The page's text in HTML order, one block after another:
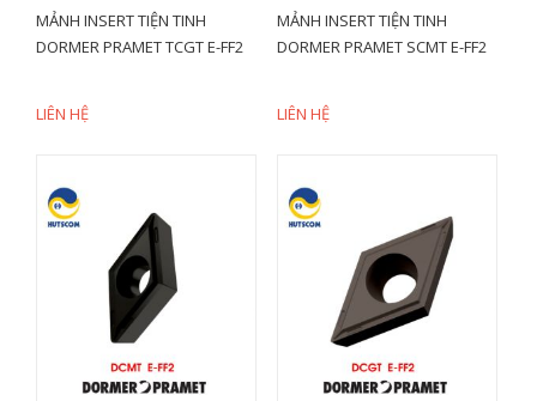
MẢNH INSERT TIỆN TINH
DORMER PRAMET TCGT E-FF2
LIÊN HỆ
MẢNH INSERT TIỆN TINH
DORMER PRAMET SCMT E-FF2
LIÊN HỆ